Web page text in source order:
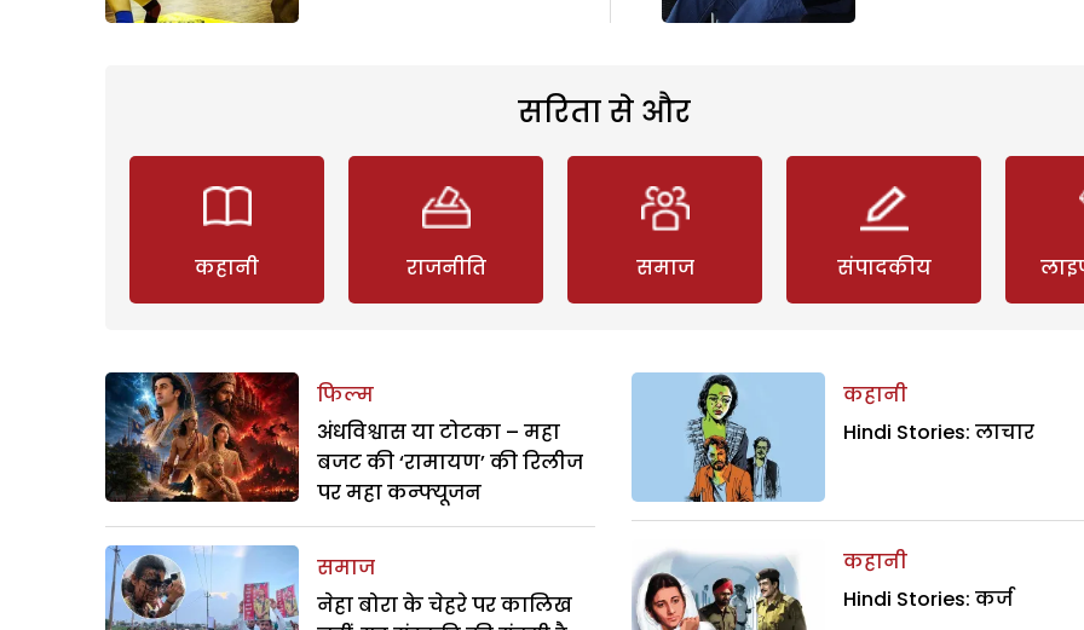
सरिता से और
कहानी राजनीति समाज संपादकीय
फिल्म
अंधविश्वास या टोटका – महा
बजट की ‘रामायण’ की रिलीज
पर महा कन्फ्यूजन
समाज
नेहा बोरा के चेहरे पर कालिख
कहानी
Hindi Stories: लाचार
कहानी
Hindi Stories: कर्ज